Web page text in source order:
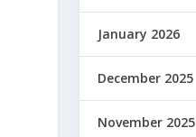
January 2026
December 2025
November 2025